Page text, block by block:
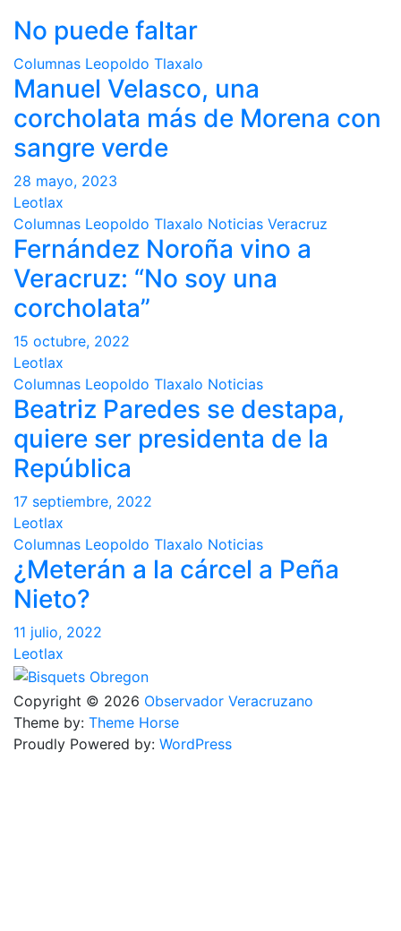
No puede faltar
Columnas Leopoldo Tlaxalo
Manuel Velasco, una
corcholata más de Morena con
sangre verde
28 mayo, 2023
Leotlax
Columnas Leopoldo Tlaxalo Noticias Veracruz
Fernández Noroña vino a
Veracruz: “No soy una
corcholata”
15 octubre, 2022
Leotlax
Columnas Leopoldo Tlaxalo Noticias
Beatriz Paredes se destapa,
quiere ser presidenta de la
República
17 septiembre, 2022
Leotlax
Columnas Leopoldo Tlaxalo Noticias
¿Meterán a la cárcel a Peña
Nieto?
11 julio, 2022
Leotlax
Copyright © 2026 Observador Veracruzano
Theme by: Theme Horse
Proudly Powered by: WordPress